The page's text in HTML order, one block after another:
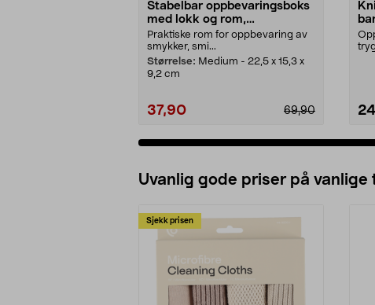
Stabelbar oppbevaringsboks
med lokk og rom,
transparent grønn
Praktiske rom for oppbevaring av
smykker, smi...
Størrelse: Medium - 22,5 x 15,3 x
9,2 cm
37,90 69,90
Uvanlig gode priser på vanlige
Sjekk prisen